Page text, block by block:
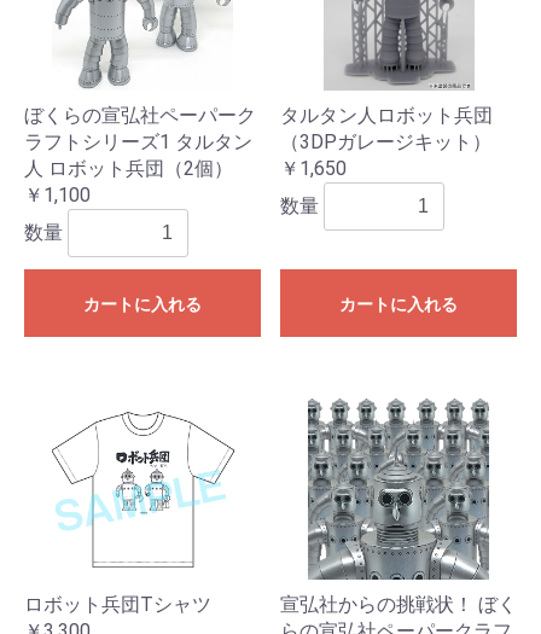
ぼくらの宣弘社ペーパーク
ラフトシリーズ1 タルタン
人 ロボット兵団（2個）
￥1,100
数量
カートに入れる
タルタン人ロボット兵団
（3DPガレージキット）
￥1,650
数量
カートに入れる
ロボット兵団Tシャツ
宣弘社からの挑戦状！ ぼく